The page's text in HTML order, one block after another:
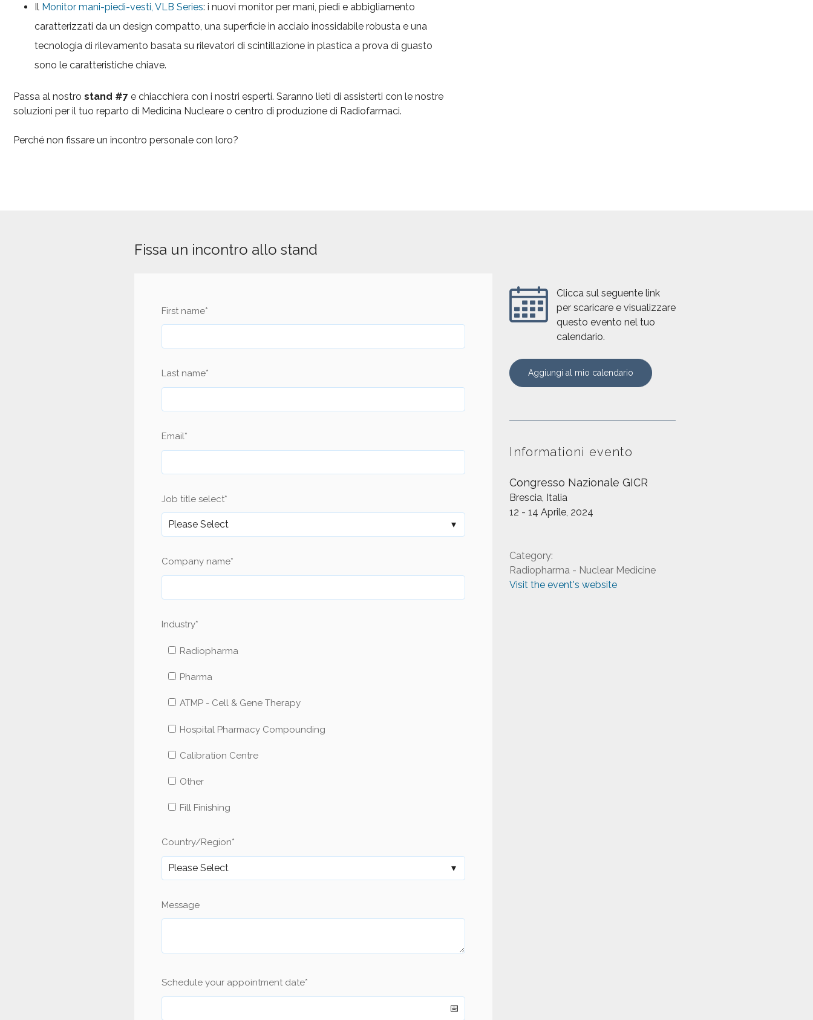
Il Monitor mani-piedi-vesti, VLB Series: i nuovi monitor per mani, piedi e abbigliamento
caratterizzati da un design compatto, una superficie in acciaio inossidabile robusta e una
tecnologia di rilevamento basata su rilevatori di scintillazione in plastica a prova di guasto
sono le caratteristiche chiave.
Passa al nostro stand #7 e chiacchiera con i nostri esperti. Saranno lieti di assisterti con le nostre
soluzioni per il tuo reparto di Medicina Nucleare o centro di produzione di Radiofarmaci.
Perché non fissare un incontro personale con loro?
Fissa un incontro allo stand
First name*
Last name*
Email*
Job title select*
Company name*
Industry*
Radiopharma
Pharma
ATMP - Cell & Gene Therapy
Hospital Pharmacy Compounding
Calibration Centre
Other
Fill Finishing
Country/Region*
Message
Schedule your appointment date*
Clicca sul seguente link
per scaricare e visualizzare
questo evento nel tuo
calendario.
Aggiungi al mio calendario
Informationi evento
Congresso Nazionale GICR
Brescia, Italia
12 - 14 Aprile, 2024
Category:
Radiopharma - Nuclear Medicine
Visit the event's website